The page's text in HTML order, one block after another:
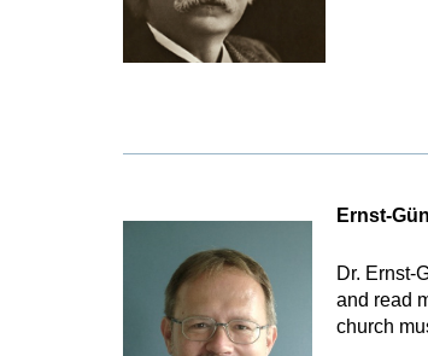
Ernst-
Dr. Ernst-
and read
church